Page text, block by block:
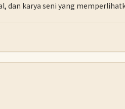
karya seni yang